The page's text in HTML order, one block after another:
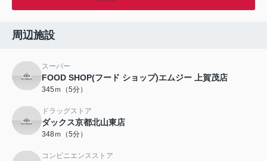
周辺施設
スーパー
FOOD SHOP(フード ショップ)エムジー 上賀茂店
345ｍ（5分）
ドラッグストア
ダックス京都北山東店
348ｍ（5分）
コンビニエンスストア